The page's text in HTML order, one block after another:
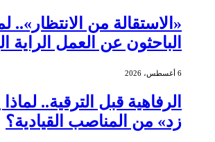
«الاستقالة من الانتظار»..
الباحثون عن العمل الراية
6 أغسطس، 2026
الرفاهية قبل الترقية..
زد» من المناصب القيادية؟